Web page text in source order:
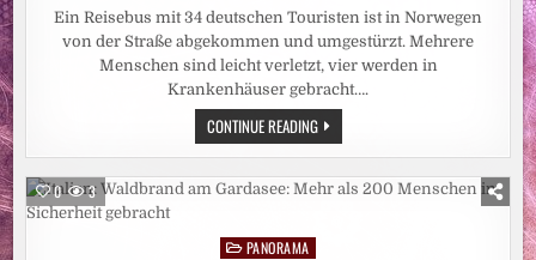
Ein Reisebus mit 34 deutschen Touristen ist in Norwegen
von der Straße abgekommen und umgestürzt. Mehrere
Menschen sind leicht verletzt, vier werden in
Krankenhäuser gebracht….
CONTINUE READINGNORWEGEN:
DEUTSCHER
REISEBUS
NORWEGEN
VERUNGLÜCKT
0 3
PostedPANORAMA